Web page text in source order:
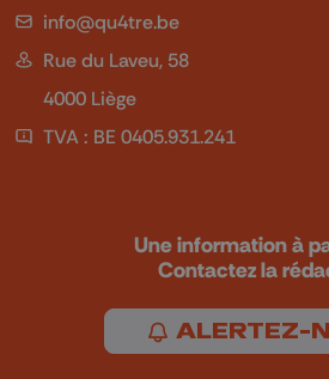
info@qu4tre.be
Rue du Laveu, 58
4000 Liège
TVA : BE 0405.931.241
Une information à
Contactez la
ALERTEZ-